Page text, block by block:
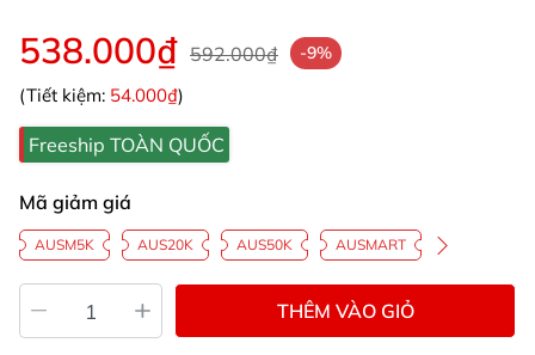
538.000₫ 592.000₫ -9%
(Tiết kiệm: 54.000₫)
Freeship TOÀN QUỐC
Mã giảm giá
AUSM5K AUS20K AUS50K AUSMART
THÊM VÀO GIỎ